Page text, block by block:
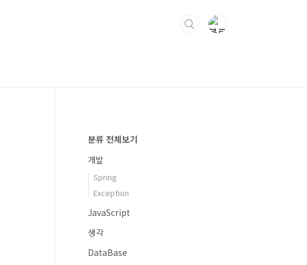
분류 전체보기
개발
Spring
Exception
JavaScript
생각
DataBase